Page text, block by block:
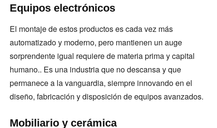
Equipos electrónicos
El montaje de estos productos es cada vez más
automatizado y moderno, pero mantienen un auge
sorprendente igual requiere de materia prima y capital
humano.. Es una industria que no descansa y que
permanece a la vanguardia, siempre innovando en el
diseño, fabricación y disposición de equipos avanzados.
Mobiliario y cerámica